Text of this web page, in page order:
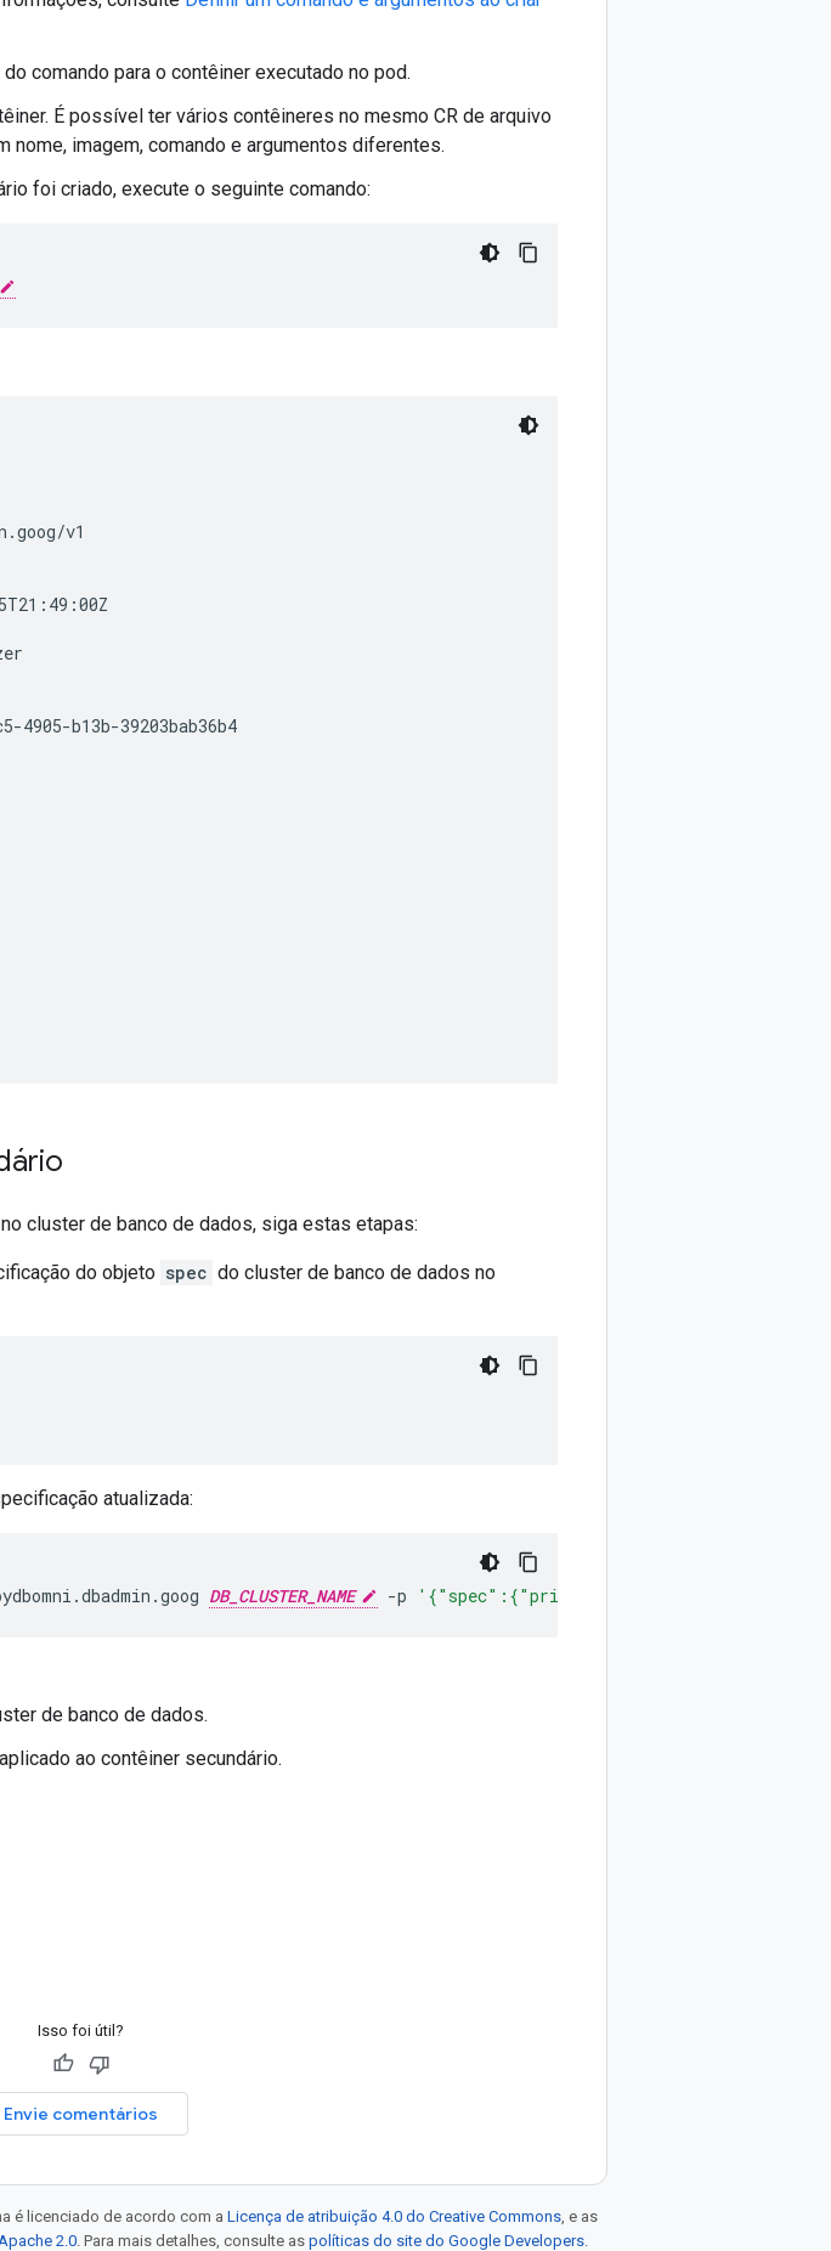
comando para o contêiner executado no pod.
É possível ter vários contêineres no mesmo CR de arquivo
nome, imagem, comando e argumentos diferentes.
foi criado, execute o seguinte comando:
v1
4905-b13b-39203bab36b4
cluster de banco de dados, siga estas etapas:
do objeto spec do cluster de banco de dados no
atualizada:
DB_CLUSTER_NAME -p
de banco de dados.
ao contêiner secundário.
Isso foi útil?
Envie comentários
é licenciado de acordo com a Licença de atribuição 4.0 do Creative Commons, e as
2.0. Para mais detalhes, consulte as políticas do site do Google Developers.